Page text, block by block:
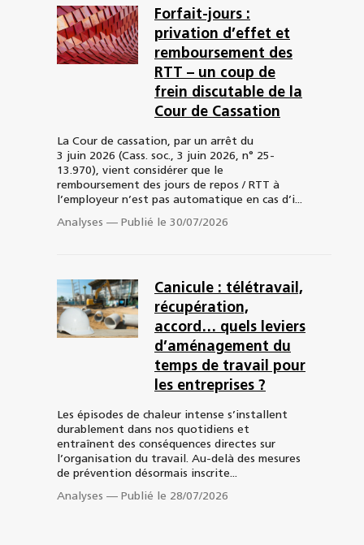
Forfait-jours :
privation d’effet et
remboursement des
RTT – un coup de
frein discutable de la
Cour de Cassation
La Cour de cassation, par un arrêt du
3 juin 2026 (Cass. soc., 3 juin 2026, n° 25-
13.970), vient considérer que le
remboursement des jours de repos / RTT à
l’employeur n’est pas automatique en cas d’i...
Analyses — Publié le 30/07/2026
Canicule : télétravail,
récupération,
accord… quels leviers
d’aménagement du
temps de travail pour
les entreprises ?
Les épisodes de chaleur intense s’installent
durablement dans nos quotidiens et
entraînent des conséquences directes sur
l’organisation du travail. Au-delà des mesures
de prévention désormais inscrite...
Analyses — Publié le 28/07/2026